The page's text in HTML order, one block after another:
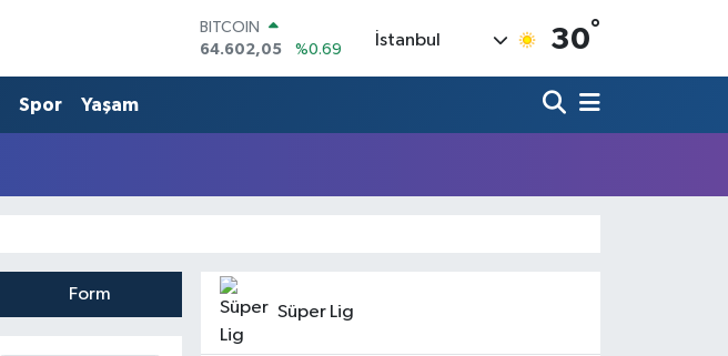
BITCOIN
64.602,05
%0.69
55,0700
%0.1
GRAM ALTIN
İstanbul 30°
Spor Yaşam
Form
Süper Lig